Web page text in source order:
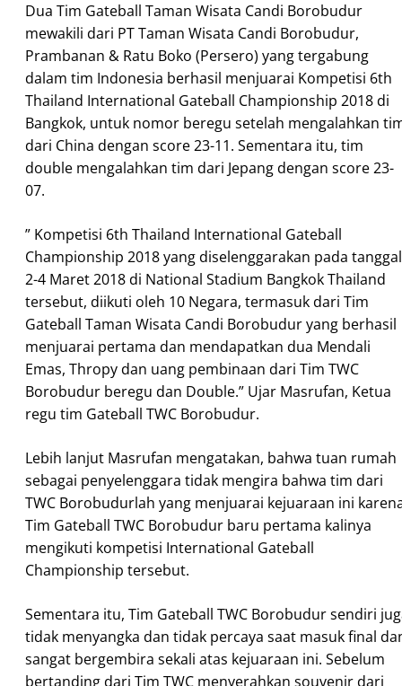
Dua Tim Gateball Taman Wisata Candi Borobudur
mewakili dari PT Taman Wisata Candi Borobudur,
Prambanan & Ratu Boko (Persero) yang tergabung
dalam tim Indonesia berhasil menjuarai Kompetisi 6th
Thailand International Gateball Championship 2018 di
Bangkok, untuk nomor beregu setelah mengalahkan
dari China dengan score 23-11. Sementara itu, tim
double mengalahkan tim dari Jepang dengan score 23-
07.
” Kompetisi 6th Thailand International Gateball
Championship 2018 yang diselenggarakan pada tanggal
2-4 Maret 2018 di National Stadium Bangkok Thailand
tersebut, diikuti oleh 10 Negara, termasuk dari Tim
Gateball Taman Wisata Candi Borobudur yang berhasil
menjuarai pertama dan mendapatkan dua Mendali
Emas, Thropy dan uang pembinaan dari Tim TWC
Borobudur beregu dan Double.” Ujar Masrufan, Ketua
regu tim Gateball TWC Borobudur.
Lebih lanjut Masrufan mengatakan, bahwa tuan rumah
sebagai penyelenggara tidak mengira bahwa tim dari
TWC Borobudurlah yang menjuarai kejuaraan ini
Tim Gateball TWC Borobudur baru pertama kalinya
mengikuti kompetisi International Gateball
Championship tersebut.
Sementara itu, Tim Gateball TWC Borobudur sendiri
tidak menyangka dan tidak percaya saat masuk final
sangat bergembira sekali atas kejuaraan ini. Sebelum
bertanding dari Tim TWC menyerahkan souvenir dari